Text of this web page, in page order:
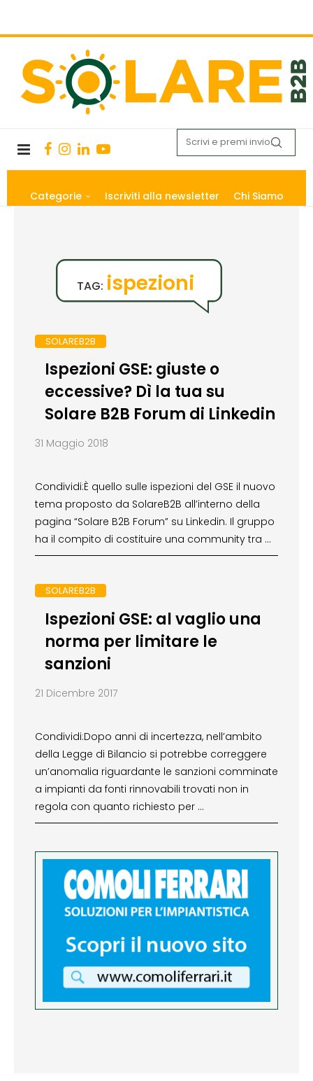
Categorie Iscriviti alla newsletter Chi Siamo
TAG: ispezioni
SOLAREB2B
Ispezioni GSE: giuste o
eccessive? Dì la tua su
Solare B2B Forum di Linkedin
31 Maggio 2018
Condividi:È quello sulle ispezioni del GSE il nuovo
tema proposto da SolareB2B all’interno della
pagina “Solare B2B Forum” su Linkedin. Il gruppo
ha il compito di costituire una community tra …
SOLAREB2B
Ispezioni GSE: al vaglio una
norma per limitare le
sanzioni
21 Dicembre 2017
Condividi:Dopo anni di incertezza, nell’ambito
della Legge di Bilancio si potrebbe correggere
un’anomalia riguardante le sanzioni comminate
a impianti da fonti rinnovabili trovati non in
regola con quanto richiesto per …